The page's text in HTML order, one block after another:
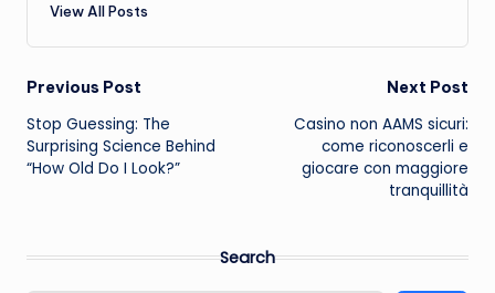
View All Posts
Post
navigation
Previous Post
Stop Guessing: The
Surprising Science Behind
“How Old Do I Look?”
Next Post
Casino non AAMS sicuri:
come riconoscerli e
giocare con maggiore
tranquillità
Search